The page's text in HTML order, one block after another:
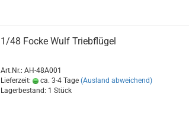
1/48 Focke Wulf Triebflügel
Art.Nr.: AH-48A001
Lieferzeit:
ca. 3-4 Tage (Ausland abweichend)
Lagerbestand: 1 Stück